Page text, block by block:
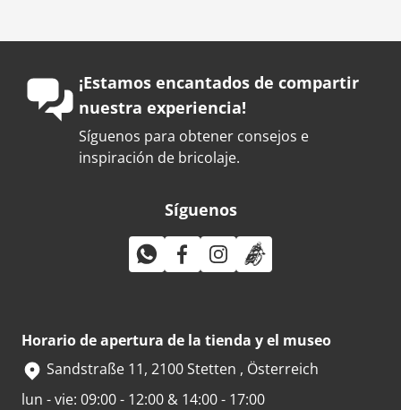
¡Estamos encantados de compartir
nuestra experiencia!
Síguenos para obtener consejos e
inspiración de bricolaje.
Síguenos
Horario de apertura de la tienda y el museo
Sandstraße 11, 2100 Stetten , Österreich
lun - vie: 09:00 - 12:00 & 14:00 - 17:00